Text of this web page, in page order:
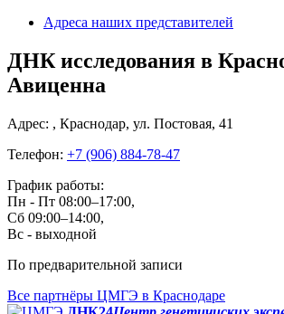
Адреса наших представителей
ДНК исследования в
Авиценна
Адрес: , Краснодар, ул. Постовая, 41
Телефон: +7 (906) 884-78-47
График работы:
Пн - Пт 08:00–17:00,
Сб 09:00–14:00,
Вс - выходной
По предварительной записи
Все партнёры ЦМГЭ в Краснодаре